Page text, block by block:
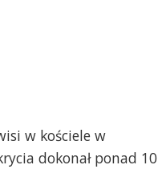
w kościele w
dokonał ponad 10